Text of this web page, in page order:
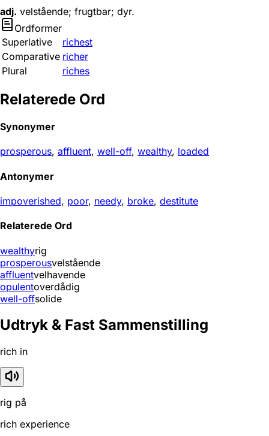
adj. velstående; frugtbar; dyr.
Ordformer
Superlative
richest
Comparative richer
Plural
riches
Relaterede Ord
Synonymer
prosperous, affluent, well-off, wealthy, loaded
Antonymer
impoverished, poor, needy, broke, destitute
Relaterede Ord
wealthyrig
prosperousvelstående
affluentvelhavende
opulentoverdådig
well-offsolide
Udtryk & Fast Sammenstilling
rich in
rig på
rich experience